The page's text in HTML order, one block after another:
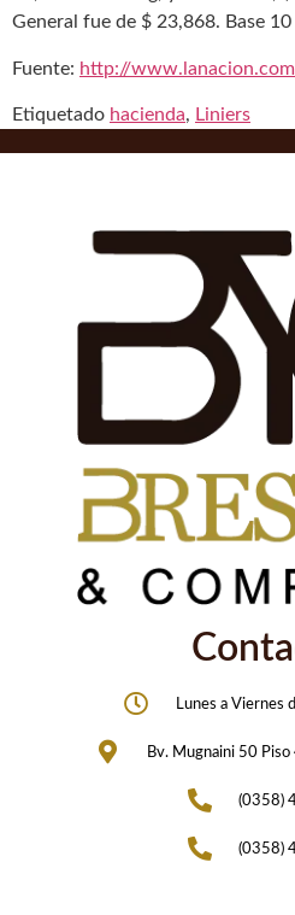
General fue de $ 23,868. Base 10
Fuente: http://
Etiquetado hacienda, Liniers
Lunes a Viernes
Bv. Mugnaini 50
(0358)
(0358)